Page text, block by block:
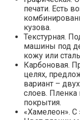
печати. Есть
кузова.
Текстурная.
машины под
кожу или
Карбоновая.
целях,
вариант –
слоев. Пленка
покрытия.
«Хамелеон». С